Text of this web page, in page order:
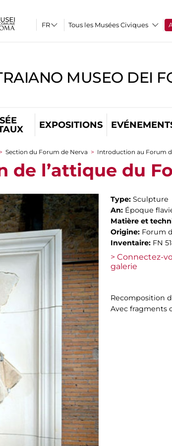
Tous les Musées Civiques
MUSEO DEI
EXPOSITIONS
Section du Forum de Nerva > Introduction au Forum
de l’attique du
Type: Sculpture
An: Époque
Matière et
Origine: Forum
Inventaire: FN
> Connectez-
galerie
Recomposition
Avec fragments